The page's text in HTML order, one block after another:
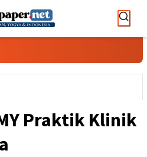
Praktik Klinik